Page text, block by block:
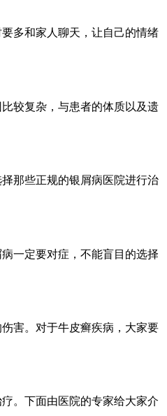
多和家人聊天，让自己的情绪
较复杂，与患者的体质以及遗
那些正规的银屑病医院进行治
一定要对症，不能盲目的选择
害。对于牛皮癣疾病，大家要
。下面由医院的专家给大家介